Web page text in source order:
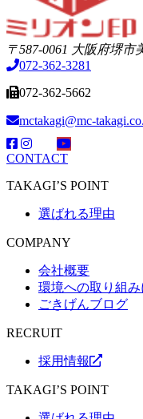
〒587-0061 大阪府堺市
072-362-3281
072-362-5662
mctakagi@mc-
CONTACT
TAKAGI’S POINT
選ばれる理由
COMPANY
会社概要
環境への取り組み
ごきげんブログ
RECRUIT
採用情報
TAKAGI’S POINT